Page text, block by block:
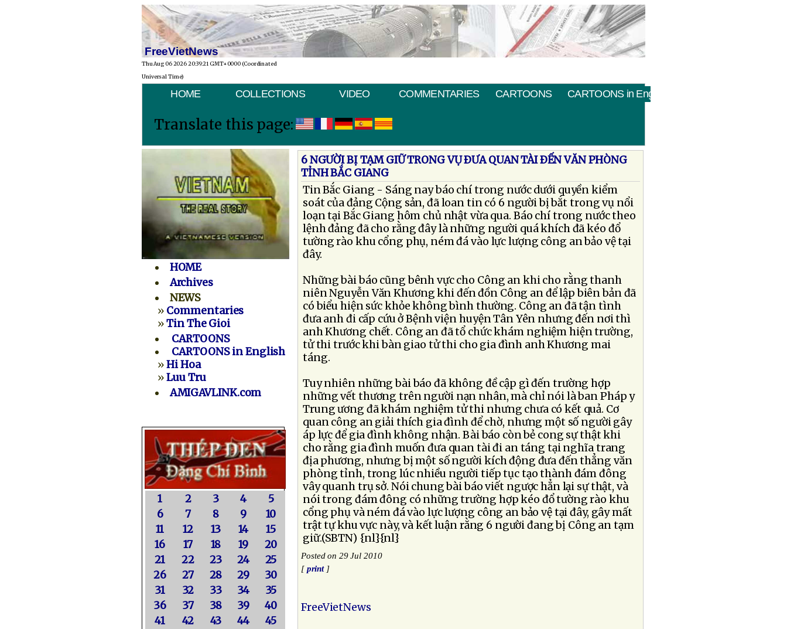
FreeVietNews
Thu Aug 06 2026 20:39:21 GMT+0000 (Coordinated
Universal Time)
HOME COLLECTIONS VIDEO COMMENTARIES CARTOONS CARTOONS in English
Translate this page:
HOME
Archives
NEWS
» Commentaries
»Tin The Gioi
CARTOONS
CARTOONS in English
»Hi Hoa
»Luu Tru
AMIGAVLINK.com
1 2 3 4
5
6
7 8 9
10
11
12 13 14
15
16
17 18 19
20
21
22 23 24
25
26
27 28 29
30
31
32 33 34
35
36
37 38 39
40
41
42 43 44
45
6 NGƯỜI BỊ TẠM GIỮ TRONG VỤ ÐƯA QUAN TÀI ÐẾN VĂN PHÒNG
TỈNH BẮC GIANG
Tin Bắc Giang - Sáng nay báo chí trong nước dưới quyền kiểm
soát của đảng Cộng sản, đã loan tin có 6 người bị bắt trong vụ nổi
loạn tại Bắc Giang hôm chủ nhật vừa qua. Báo chí trong nước theo
lệnh đảng đã cho rằng đây là những người quá khích đã kéo đổ
tường rào khu cổng phụ, ném đá vào lực lượng công an bảo vệ tại
đây.
Những bài báo cũng bênh vực cho Công an khi cho rằng thanh
niên Nguyễn Văn Khương khi đến đồn Công an để lập biên bản đã
có biểu hiện sức khỏe không bình thường. Công an đã tận tình
đưa anh đi cấp cứu ở Bệnh viện huyện Tân Yên nhưng đến nơi thì
anh Khương chết. Công an đã tổ chức khám nghiệm hiện trường,
tử thi trước khi bàn giao tử thi cho gia đình anh Khương mai
táng.
Tuy nhiên những bài báo đã không đề cập gì đến trường hợp
những vết thương trên người nạn nhân, mà chỉ nói là ban Pháp y
Trung ương đã khám nghiệm tử thi nhưng chưa có kết quả. Cơ
quan công an giải thích gia đình để chờ, nhưng một số người gây
áp lực để gia đình không nhận. Bài báo còn bẻ cong sự thật khi
cho rằng gia đình muốn đưa quan tài đi an táng tại nghĩa trang
địa phương, nhưng bị một số người kích động đưa đến thẳng văn
phòng tỉnh, trong lúc nhiều người tiếp tục tạo thành đám đông
vây quanh trụ sở. Nói chung bài báo viết ngược hẳn lại sự thật, và
nói trong đám đông có những trường hợp kéo đổ tường rào khu
cổng phụ và ném đá vào lực lượng công an bảo vệ tại đây, gây mất
trật tự khu vực này, và kết luận rằng 6 người đang bị Công an tạm
giữ.(SBTN) {nl}{nl}
Posted on 29 Jul 2010
[print]
FreeVietNews